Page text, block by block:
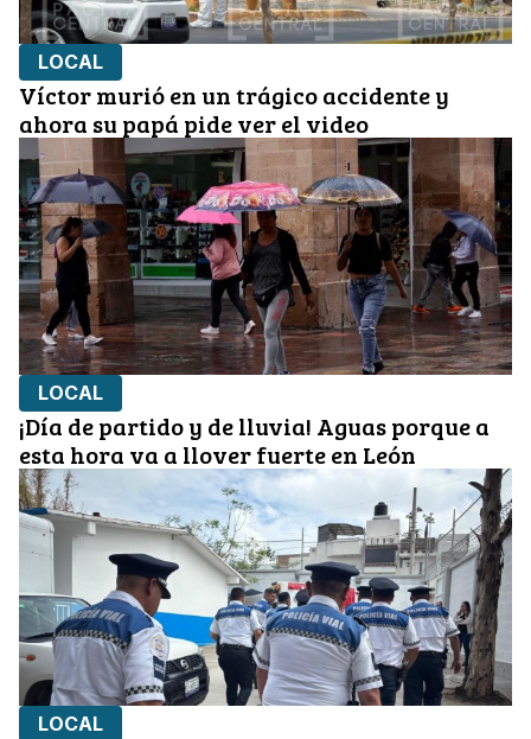
LOCAL
Víctor murió en un trágico accidente y
ahora su papá pide ver el video
LOCAL
¡Día de partido y de lluvia! Aguas porque a
esta hora va a llover fuerte en León
LOCAL